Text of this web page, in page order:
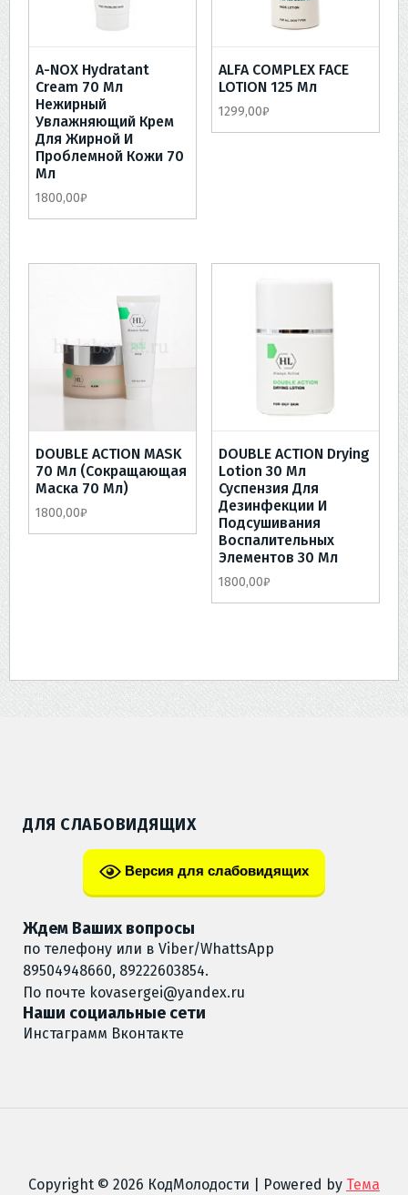
A-NOX Hydratant
Cream 70 Мл
Нежирный
Увлажняющий Крем
Для Жирной И
Проблемной Кожи 70
Мл
1800,00₽
ALFA COMPLEX FACE
LOTION 125 Мл
1299,00₽
DOUBLE ACTION MASK
70 Мл (сокращающая
Маска 70 Мл)
1800,00₽
DOUBLE ACTION Drying
Lotion 30 Мл
Суспензия Для
Дезинфекции И
Подсушивания
Воспалительных
Элементов 30 Мл
1800,00₽
ДЛЯ СЛАБОВИДЯЩИХ
Версия для слабовидящих
Ждем Ваших вопросы
по телефону или в Viber/WhattsApp
89504948660, 89222603854.
По почте kovasergei@yandex.ru
Наши социальные сети
Инстаграмм Вконтакте
Copyright © 2026 КодМолодости | Powered by Тема